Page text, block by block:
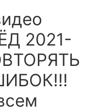
2021-